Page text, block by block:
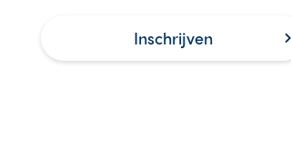
Inschrijven